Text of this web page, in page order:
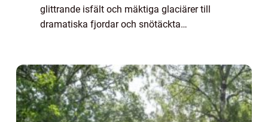
glittrande isfält och mäktiga glaciärer till
dramatiska fjordar och snötäckta